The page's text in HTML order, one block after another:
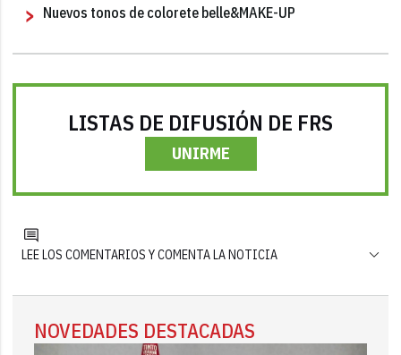
Nuevos tonos de colorete belle&MAKE-UP
LISTAS DE DIFUSIÓN DE FRS
UNIRME
LEE LOS COMENTARIOS Y COMENTA LA NOTICIA
NOVEDADES DESTACADAS